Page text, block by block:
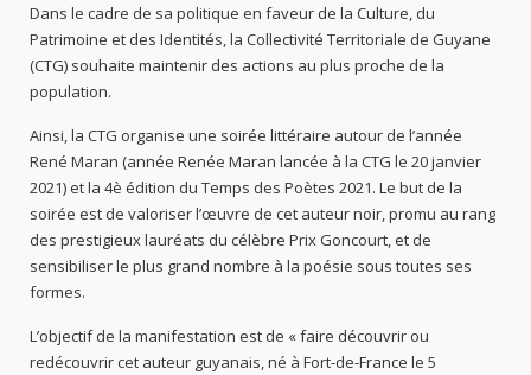
Dans le cadre de sa politique en faveur de la Culture, du
Patrimoine et des Identités, la Collectivité Territoriale de Guyane
(CTG) souhaite maintenir des actions au plus proche de la
population.
Ainsi, la CTG organise une soirée littéraire autour de l’année
René Maran (année Renée Maran lancée à la CTG le 20 janvier
2021) et la 4è édition du Temps des Poètes 2021. Le but de la
soirée est de valoriser l’œuvre de cet auteur noir, promu au rang
des prestigieux lauréats du célèbre Prix Goncourt, et de
sensibiliser le plus grand nombre à la poésie sous toutes ses
formes.
L’objectif de la manifestation est de « faire découvrir ou
redécouvrir cet auteur guyanais, né à Fort-de-France le 5